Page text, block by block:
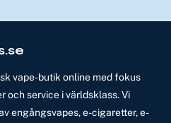
vape-butik online med fokus
och service i världsklass. Vi
engångsvapes, e-cigaretter, e-